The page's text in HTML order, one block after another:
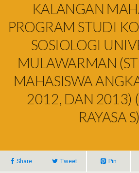
KALANGAN
PROGRAM STUDI
SOSIOLOGI
MULAWARMAN
MAHASISWA
2012, DAN 2013)
RAYASA S)
Share Tweet Pin